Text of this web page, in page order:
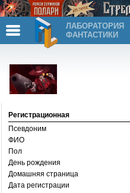
ЛАБОРАТОРИЯ
ФАНТАСТИКИ
Регистрационная
Псевдоним
ФИО
Пол
День рождения
Домашняя страница
Дата регистрации